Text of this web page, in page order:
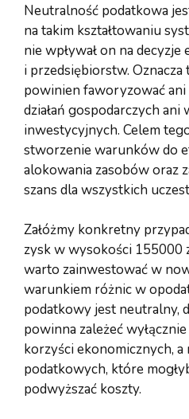
Neutralność podatkowa
na takim kształtowaniu
nie wpływał on na
i przedsiębiorstw. Oznacza
powinien faworyzować
działań gospodarczych
inwestycyjnych. Celem
stworzenie warunków do
alokowania zasobów oraz
szans dla wszystkich
Załóżmy konkretny
zysk w wysokości 155000
warto zainwestować w
warunkiem różnic w
podatkowy jest neutralny,
powinna zależeć
korzyści ekonomicznych,
podatkowych, które
podwyższać koszty.